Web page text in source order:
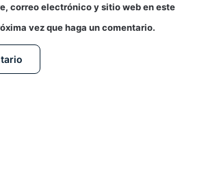
correo electrónico y sitio web en este
vez que haga un comentario.